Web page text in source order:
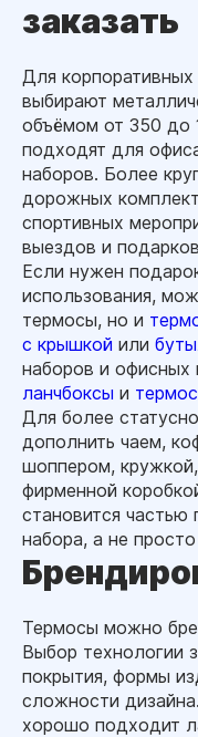
заказать
Для
выбирают
объёмом от 350 до
подходят для
наборов. Более
дорожных
спортивных
выездов и
Если нужен
использования,
термосы, но и
с крышкой или
наборов и офисных
ланчбоксы и
Для более
дополнить чаем,
шоппером,
фирменной
становится частью
набора, а не
Термосы можно
Выбор технологии
покрытия, формы
сложности
хорошо подходит